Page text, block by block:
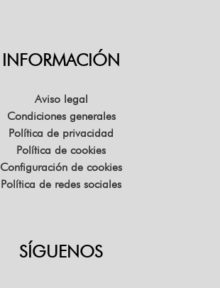
INFORMACIÓN
Aviso legal
Condiciones generales
Política de privacidad
Política de cookies
Configuración de cookies
Política de redes sociales
SÍGUENOS